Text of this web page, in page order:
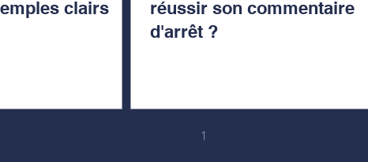
clairs
réussir son commentaire
d'arrêt ?
1